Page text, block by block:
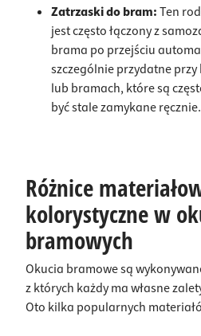
Zatrzaski do bram:Ten
jest często łączony z
brama po przejściu
szczególnie przydatne
lub bramach, które są
być stale zamykane ręcznie.
Różnice
kolorystyczne w
bramowych
Okucia bramowe są
z których każdy ma własne
Oto kilka popularnych